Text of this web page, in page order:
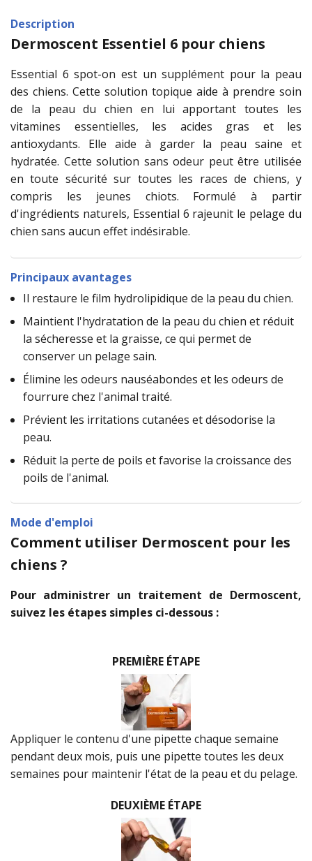
Description
Dermoscent Essentiel 6 pour chiens
Essential 6 spot-on est un supplément pour la peau
des chiens. Cette solution topique aide à prendre soin
de la peau du chien en lui apportant toutes les
vitamines essentielles, les acides gras et les
antioxydants. Elle aide à garder la peau saine et
hydratée. Cette solution sans odeur peut être utilisée
en toute sécurité sur toutes les races de chiens, y
compris les jeunes chiots. Formulé à partir
d'ingrédients naturels, Essential 6 rajeunit le pelage du
chien sans aucun effet indésirable.
Principaux avantages
Il restaure le film hydrolipidique de la peau du chien.
Maintient l'hydratation de la peau du chien et réduit
la sécheresse et la graisse, ce qui permet de
conserver un pelage sain.
Élimine les odeurs nauséabondes et les odeurs de
fourrure chez l'animal traité.
Prévient les irritations cutanées et désodorise la
peau.
Réduit la perte de poils et favorise la croissance des
poils de l'animal.
Mode d'emploi
Comment utiliser Dermoscent pour les
chiens ?
Pour administrer un traitement de Dermoscent,
suivez les étapes simples ci-dessous :
PREMIÈRE ÉTAPE
Appliquer le contenu d'une pipette chaque semaine
pendant deux mois, puis une pipette toutes les deux
semaines pour maintenir l'état de la peau et du pelage.
DEUXIÈME ÉTAPE